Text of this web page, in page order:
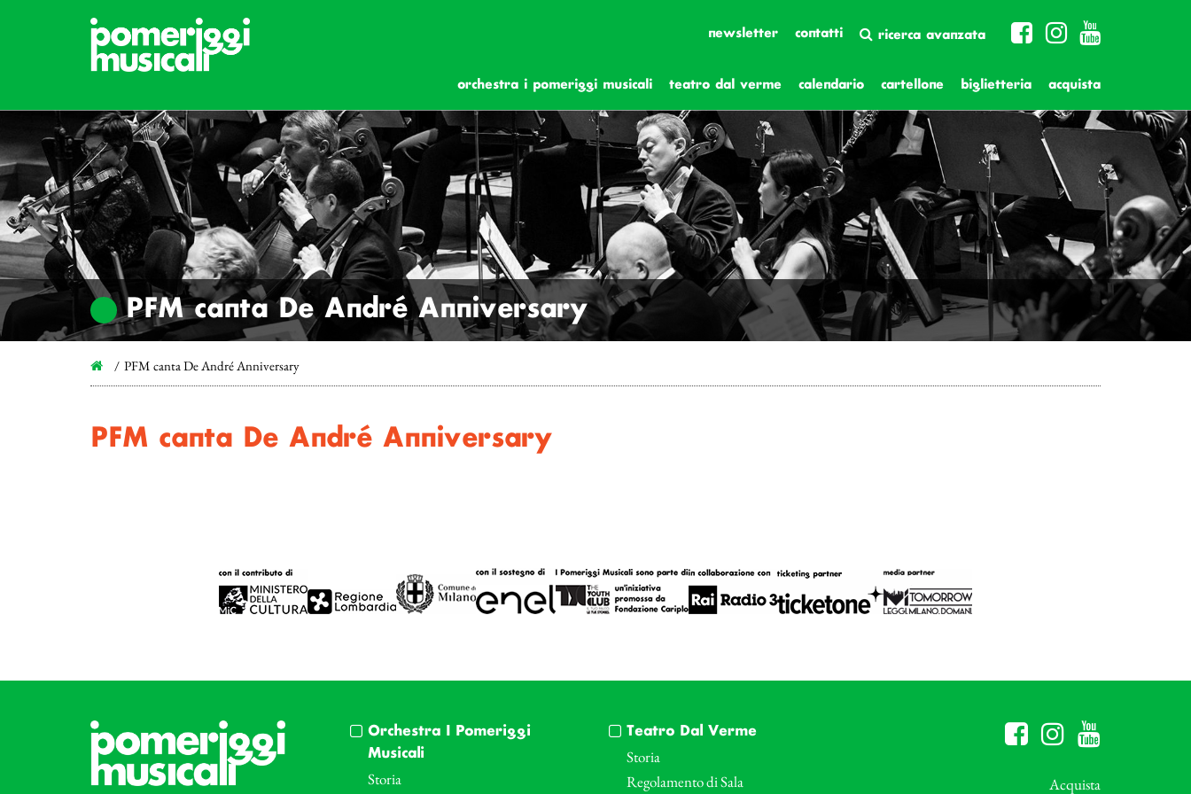
newsletter contatti ricerca avanzata
orchestra i pomeriggi musicali teatro dal verme calendario cartellone biglietteria acquista
PFM canta De André Anniversary
PFM canta De André Anniversary
PFM canta De André Anniversary
Orchestra I Pomeriggi
Musicali
Storia
Teatro Dal Verme
Storia
Regolamento di Sala
Acquista